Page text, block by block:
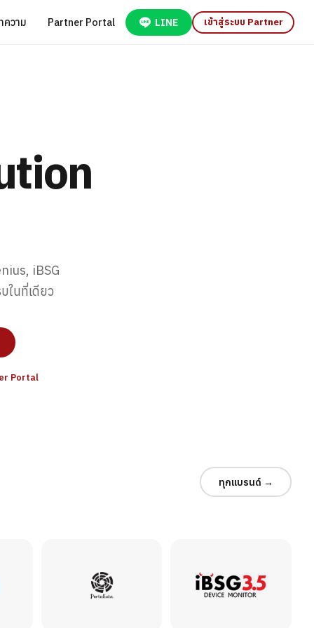
ความ Partner Portal LINE เข้าสู่ระบบ Partner
iBSG
ในที่เดียว
Portal
ทุกแบรนด์ →